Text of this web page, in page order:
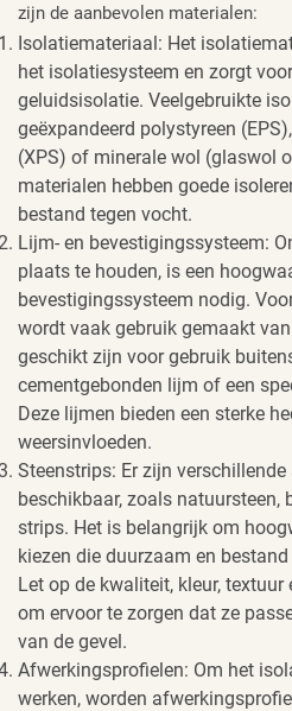
zijn de aanbevolen materialen:
Isolatiemateriaal: Het
het isolatiesysteem en zorgt
geluidsisolatie. Veelgebruikte
geëxpandeerd polystyreen
(XPS) of minerale wol (glaswol
materialen hebben goede
bestand tegen vocht.
Lijm- en bevestigingssysteem:
plaats te houden, is een
bevestigingssysteem nodig.
wordt vaak gebruik gemaakt
geschikt zijn voor gebruik
cementgebonden lijm of een
Deze lijmen bieden een sterke
weersinvloeden.
Steenstrips: Er zijn
beschikbaar, zoals natuursteen,
strips. Het is belangrijk om
kiezen die duurzaam en
Let op de kwaliteit, kleur,
om ervoor te zorgen dat ze
van de gevel.
Afwerkingsprofielen: Om het
werken, worden